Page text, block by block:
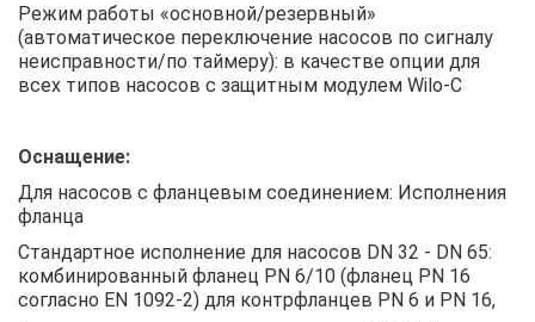
Режим работы «основной/резервный»
(автоматическое переключение насосов по сигналу
неисправности/по таймеру): в качестве опции для
всех типов насосов с защитным модулем Wilo-С
Оснащение:
Для насосов с фланцевым соединением: Исполнения
фланца
Стандартное исполнение для насосов DN 32 - DN 65:
комбинированный фланец PN 6/10 (фланец PN 16
согласно EN 1092-2) для контрфланцев PN 6 и PN 16,